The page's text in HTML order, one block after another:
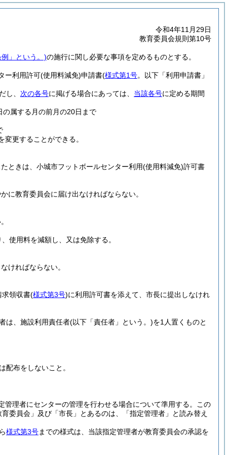
令和4年11月29日
教育委員会規則第10号
」という。)の施行に関し必要な事項を定めるものとする。
ー利用許可(使用料減免)申請書(様式第1号。以下「利用申請書」
し、 次の各号に掲げる場合にあっては、 当該各号に定める期間
属する月の前月の20日まで
更することができる。
ときは、小城市フットボールセンター利用(使用料減免)許可書
に教育委員会に届け出なければならない。
使用料を減額し、又は免除する。
ければならない。
求領収書(様式第3号)に利用許可書を添えて、市長に提出しなけれ
は、施設利用責任者(以下「責任者」という。)を1人置くものと
配布をしないこと。
管理者にセンターの管理を行わせる場合について準用する。
この
育委員会」及び「市長」とあるのは、「指定管理者」と読み替え
様式第3号までの様式は、当該指定管理者が教育委員会の承認を